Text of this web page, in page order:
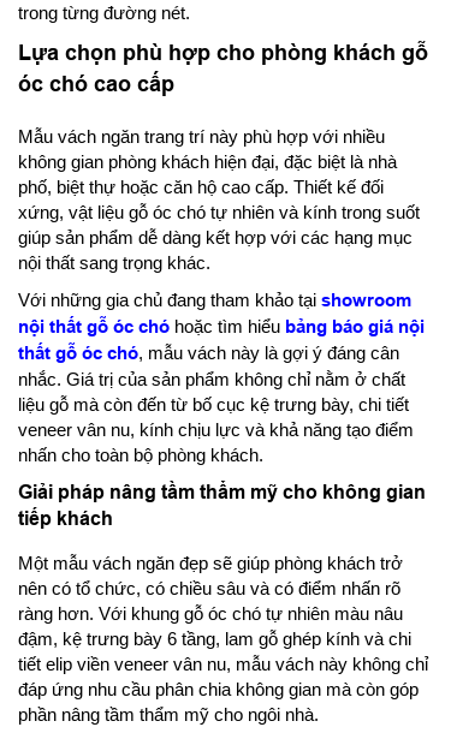
trong từng đường nét.
Lựa chọn phù hợp cho phòng khách gỗ
óc chó cao cấp
Mẫu vách ngăn trang trí này phù hợp với nhiều
không gian phòng khách hiện đại, đặc biệt là nhà
phố, biệt thự hoặc căn hộ cao cấp. Thiết kế đối
xứng, vật liệu gỗ óc chó tự nhiên và kính trong suốt
giúp sản phẩm dễ dàng kết hợp với các hạng mục
nội thất sang trọng khác.
Với những gia chủ đang tham khảo tại showroom
nội thất gỗ óc chó hoặc tìm hiểu bảng báo giá nội
thất gỗ óc chó, mẫu vách này là gợi ý đáng cân
nhắc. Giá trị của sản phẩm không chỉ nằm ở chất
liệu gỗ mà còn đến từ bố cục kệ trưng bày, chi tiết
veneer vân nu, kính chịu lực và khả năng tạo điểm
nhấn cho toàn bộ phòng khách.
Giải pháp nâng tầm thẩm mỹ cho không gian
tiếp khách
Một mẫu vách ngăn đẹp sẽ giúp phòng khách trở
nên có tổ chức, có chiều sâu và có điểm nhấn rõ
ràng hơn. Với khung gỗ óc chó tự nhiên màu nâu
đậm, kệ trưng bày 6 tầng, lam gỗ ghép kính và chi
tiết elip viền veneer vân nu, mẫu vách này không chỉ
đáp ứng nhu cầu phân chia không gian mà còn góp
phần nâng tầm thẩm mỹ cho ngôi nhà.